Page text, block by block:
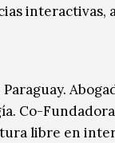
interactivas,
Co-
libre en